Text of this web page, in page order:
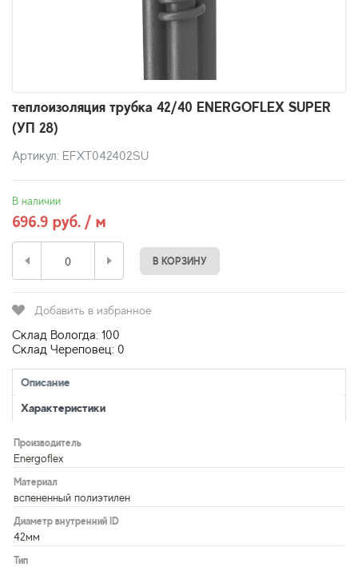
теплоизоляция трубка 42/40 ENERGOFLEX SUPER
(УП 28)
Артикул: EFXT042402SU
В наличии
696.9 руб. / м
В КОРЗИНУ
Добавить в избранное
Склад Вологда: 100
Склад Череповец: 0
Описание
Характеристики
Производитель
Energoflex
Материал
вспененный полиэтилен
Диаметр внутренний ID
42мм
Тип